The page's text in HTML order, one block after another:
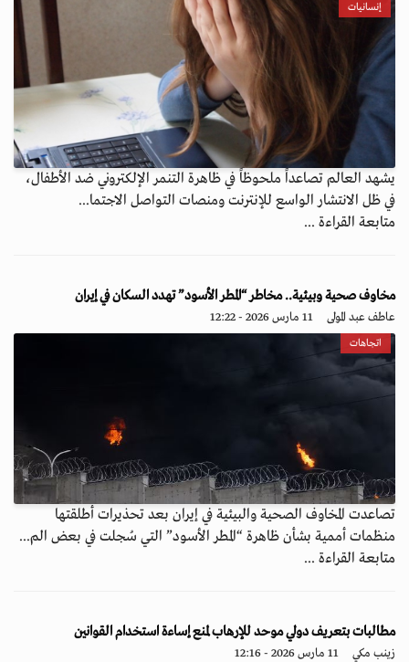
إنسانيات
يشهد العالم تصاعداً ملحوظاً في ظاهرة التنمر الإلكتروني ضد الأطفال،
في ظل الانتشار الواسع للإنترنت ومنصات التواصل الاجتما...
متابعة القراءة ...
مخاوف صحية وبيئية.. مخاطر “المطر الأسود” تهدد السكان في إيران
عاطف عبد المولى 11 مارس 2026 - 12:22
اتجاهات
تصاعدت المخاوف الصحية والبيئية في إيران بعد تحذيرات أطلقتها
منظمات أممية بشأن ظاهرة “المطر الأسود” التي سُجلت في بعض الم...
متابعة القراءة ...
مطالبات بتعريف دولي موحد للإرهاب لمنع إساءة استخدام القوانين
زينب مكي 11 مارس 2026 - 12:16